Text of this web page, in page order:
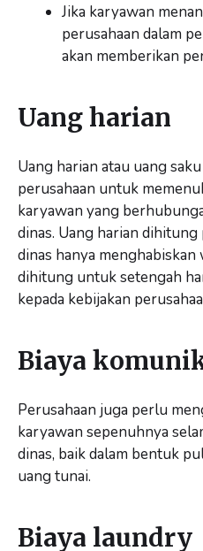
Jika karyawan
perusahaan dalam
akan memberikan
Uang harian
Uang harian atau uang
perusahaan untuk
karyawan yang
dinas. Uang harian dihitung
dinas hanya menghabiskan
dihitung untuk setengah
kepada kebijakan
Biaya
Perusahaan juga perlu
karyawan sepenuhnya
dinas, baik dalam bentuk
uang tunai.
Biaya laundry